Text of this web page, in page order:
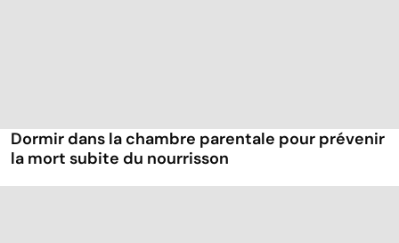
Dormir dans la chambre parentale pour prévenir
la mort subite du nourrisson